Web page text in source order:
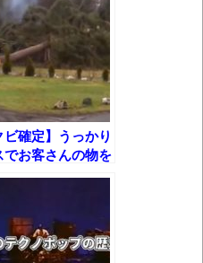
7 ファイナルシーズンの
ない世界」スタグル特
かったJリーグ…なら
や服、沢の上流から流
・・・・・・
ビ確定】うっかり
でお客さんの物を
壊してしまう絶望